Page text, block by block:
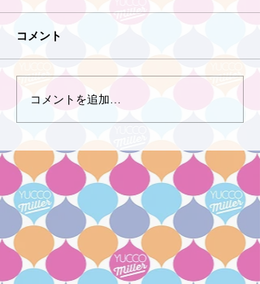
コメント
コメントを追加…